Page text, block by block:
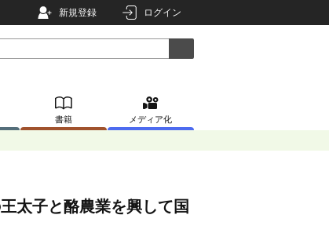
新規登録 ログイン
書籍 メディア化
太子と酪農業を興して国